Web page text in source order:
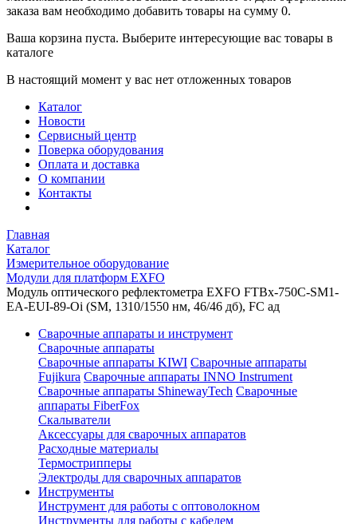
заказа вам необходимо добавить товары на сумму 0.
Ваша корзина пуста. Выберите интересующие вас товары в
каталоге
В настоящий момент у вас нет отложенных товаров
Каталог
Новости
Сервисный центр
Поверка оборудования
Оплата и доставка
О компании
Контакты
Главная
Каталог
Измерительное оборудование
Модули для платформ EXFO
Модуль оптического рефлектометра EXFO FTBx-750C-SM1-
EA-EUI-89-Oi (SМ, 1310/1550 нм, 46/46 дб), FC ад
Сварочные аппараты и инструмент
Сварочные аппараты
Сварочные аппараты KIWI Сварочные аппараты
Fujikura Сварочные аппараты INNO Instrument
Сварочные аппараты ShinewayTech Cварочные
аппараты FiberFox
Скалыватели
Аксессуары для сварочных аппаратов
Расходные материалы
Термострипперы
Электроды для сварочных аппаратов
Инструменты
Инструмент для работы с оптоволокном
Инструменты для работы с кабелем